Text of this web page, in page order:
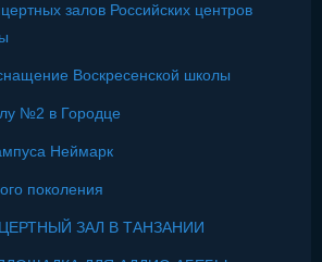
залов Российских центров
Воскресенской школы
№2 в Городце
Неймарк
поколения
ЗАЛ В ТАНЗАНИИ